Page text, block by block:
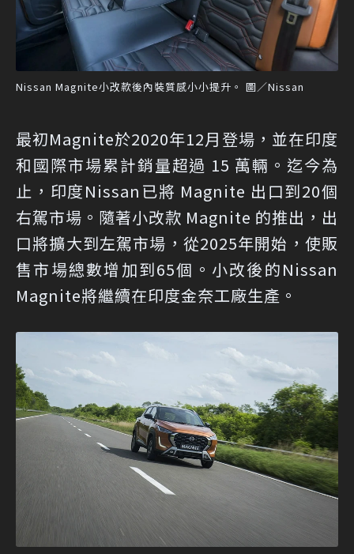
Nissan Magnite小改款後內裝質感小小提升。 圖／Nissan
最初Magnite於2020年12月登場，並在印度
和國際市場累計銷量超過 15 萬輛。迄今為
止，印度Nissan已將 Magnite 出口到20個
右駕市場。隨著小改款 Magnite 的推出，出
口將擴大到左駕市場，從2025年開始，使販
售市場總數增加到65個。小改後的Nissan
Magnite將繼續在印度金奈工廠生產。